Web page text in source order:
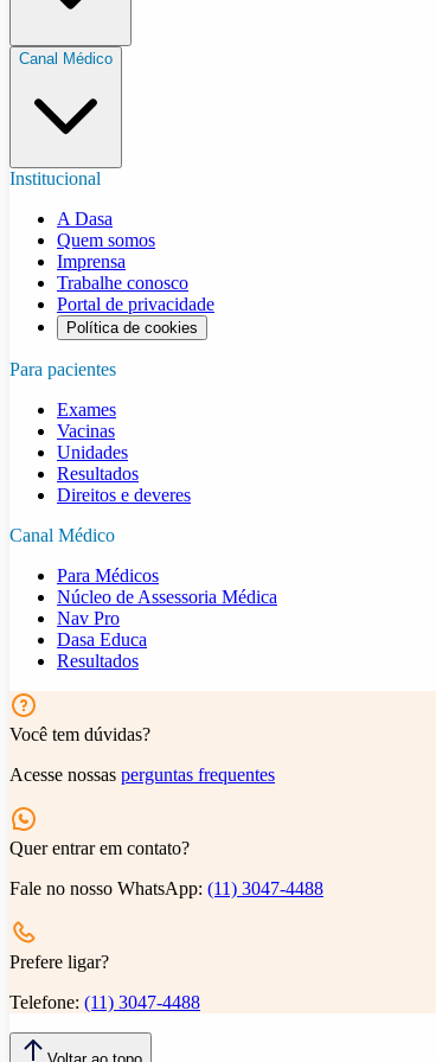
Canal Médico
Institucional
A Dasa
Quem somos
Imprensa
Trabalhe conosco
Portal de privacidade
Política de cookies
Para pacientes
Exames
Vacinas
Unidades
Resultados
Direitos e deveres
Canal Médico
Para Médicos
Núcleo de Assessoria Médica
Nav Pro
Dasa Educa
Resultados
Você tem dúvidas?
Acesse nossas perguntas frequentes
Quer entrar em contato?
Fale no nosso WhatsApp: (11) 3047-4488
Prefere ligar?
Telefone: (11) 3047-4488